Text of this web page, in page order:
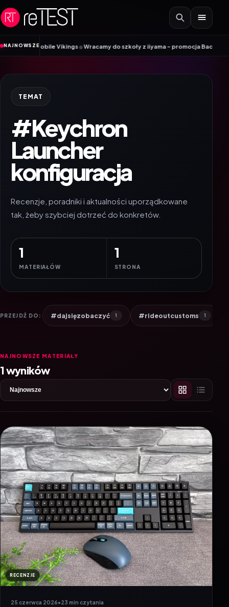
Przejdź do treści
NAJNOWSZE
Mobile Vikings•Wracamy do szkoły z iiyama – promocja Back to School
TEMAT
#Keychron
Launcher
konfiguracja
Recenzje, poradniki i aktualności uporządkowane
tak, żeby szybciej dotrzeć do konkretów.
1
MATERIAŁÓW
1
STRONA
PRZEJDŹ DO: #dajsięzobaczyć 1 #rideoutcustoms 1
NAJNOWSZE MATERIAŁY
1 wyników
RECENZJE
25 czerwca 2026•23 min czytania